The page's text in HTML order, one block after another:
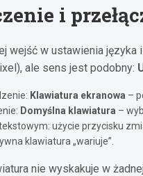
i
wejść w ustawienia
ale sens jest podobny:
Klawiatura ekranowa –
Domyślna klawiatura –
użycie przycisku
klawiatura „wariuje”.
nie wyskakuje w